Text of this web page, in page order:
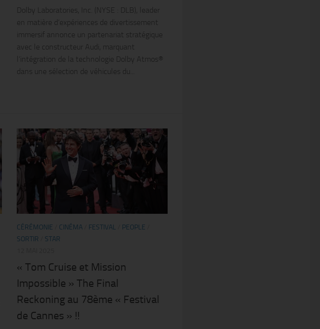
Dolby Laboratories, Inc. (NYSE : DLB), leader
en matière d’expériences de divertissement
immersif annonce un partenariat stratégique
avec le constructeur Audi, marquant
l’intégration de la technologie Dolby Atmos®
dans une sélection de véhicules du...
CÉRÉMONIE CINÉMA FESTIVAL PEOPLE
SORTIR
STAR
« Tom Cruise et Mission
Impossible » The Final
Reckoning au 78ème « Festival
de Cannes » !!